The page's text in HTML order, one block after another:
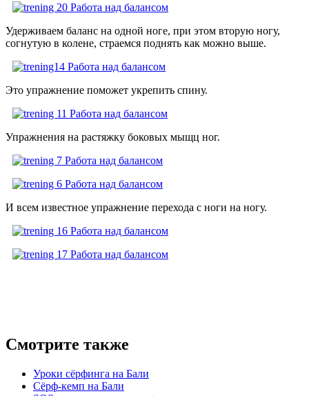
Удерживаем баланс на одной ноге, при этом вторую ногу,
согнутую в колене, страемся поднять как можно выше.
Это упражнение поможет укрепить спину.
Упражнения на растяжку боковых мыщц ног.
И всем известное упражнение перехода с ноги на ногу.
Смотрите также
Уроки сёрфинга на Бали
Сёрф-кемп на Бали